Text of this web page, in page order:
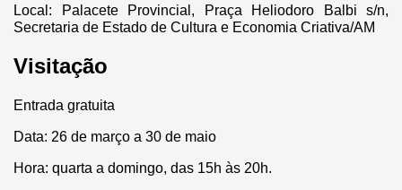
Local: Palacete Provincial, Praça Heliodoro Balbi s/n,
Secretaria de Estado de Cultura e Economia Criativa/AM
Visitação
Entrada gratuita
Data: 26 de março a 30 de maio
Hora: quarta a domingo, das 15h às 20h.